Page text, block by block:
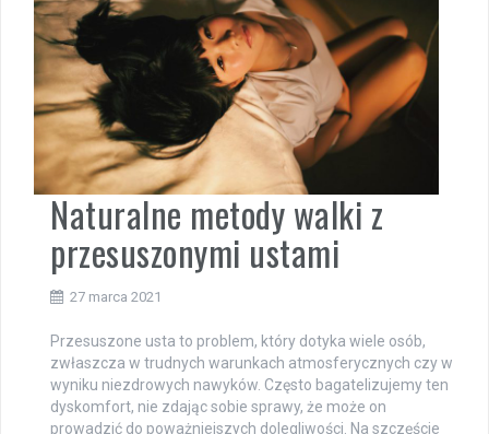
Naturalne metody walki z
przesuszonymi ustami
27 marca 2021
Przesuszone usta to problem, który dotyka wiele osób,
zwłaszcza w trudnych warunkach atmosferycznych czy w
wyniku niezdrowych nawyków. Często bagatelizujemy ten
dyskomfort, nie zdając sobie sprawy, że może on
prowadzić do poważniejszych dolegliwości. Na szczęście